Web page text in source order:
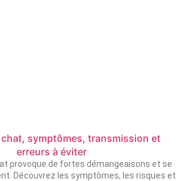
chat, symptômes, transmission et
erreurs à éviter
provoque de fortes démangeaisons et se
Découvrez les symptômes, les risques et